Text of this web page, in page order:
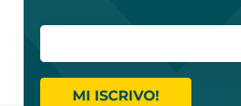
MI ISCRIVO!